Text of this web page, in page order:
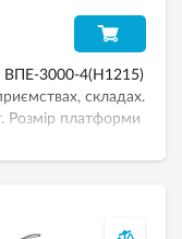
3000-4(Н1215)
складах.
Розмір платформи
акумулятора,